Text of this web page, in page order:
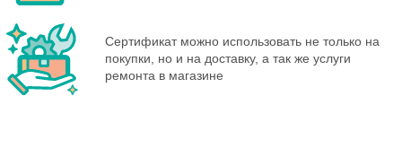
Сертификат можно использовать не только на
покупки, но и на доставку, а так же услуги
ремонта в магазине